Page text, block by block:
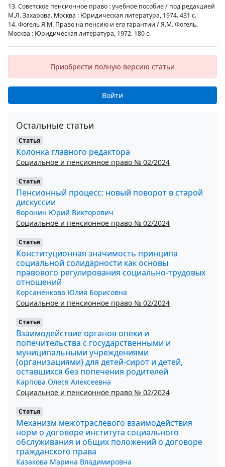
13. Советское пенсионное право : учебное пособие / под редакцией
М.Л. Захарова. Москва : Юридическая литература, 1974. 431 с.
14. Фогель Я.М. Право на пенсию и его гарантии / Я.М. Фогель.
Москва : Юридическая литература, 1972. 180 с.
Приобрести полную версию статьи
Войти
Остальные статьи
Статья
Колонка главного редактора
Социальное и пенсионное право № 02/2024
Статья
Пенсионный процесс: новый поворот в старой
дискуссии
Воронин Юрий Викторович
Социальное и пенсионное право № 02/2024
Статья
Конституционная значимость принципа
социальной солидарности как основы
правового регулирования социально-трудовых
отношений
Корсаненкова Юлия Борисовна
Социальное и пенсионное право № 02/2024
Статья
Взаимодействие органов опеки и
попечительства с государственными и
муниципальными учреждениями
(организациями) для детей-сирот и детей,
оставшихся без попечения родителей
Карпова Олеся Алексеевна
Социальное и пенсионное право № 02/2024
Статья
Механизм межотраслевого взаимодействия
норм о договоре института социального
обслуживания и общих положений о договоре
гражданского права
Казакова Марина Владимировна